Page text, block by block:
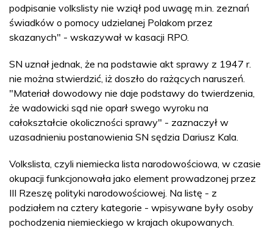
podpisanie volkslisty nie wziął pod uwagę m.in. zeznań
świadków o pomocy udzielanej Polakom przez
skazanych" - wskazywał w kasacji RPO.
SN uznał jednak, że na podstawie akt sprawy z 1947 r.
nie można stwierdzić, iż doszło do rażących naruszeń.
"Materiał dowodowy nie daje podstawy do twierdzenia,
że wadowicki sąd nie oparł swego wyroku na
całokształcie okoliczności sprawy" - zaznaczył w
uzasadnieniu postanowienia SN sędzia Dariusz Kala.
Volkslista, czyli niemiecka lista narodowościowa, w czasie
okupacji funkcjonowała jako element prowadzonej przez
III Rzeszę polityki narodowościowej. Na listę - z
podziałem na cztery kategorie - wpisywane były osoby
pochodzenia niemieckiego w krajach okupowanych.